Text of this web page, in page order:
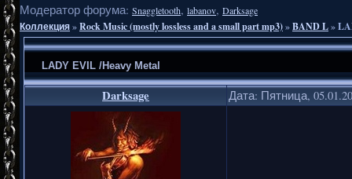
Модератор форума: Snaggletooth, labanov, Darksage
Коллекция»Rock Music (mostly lossless and a small part mp3)»BAND L»
LADY EVIL /Heavy Metal
Darksage Дата: Пятница,